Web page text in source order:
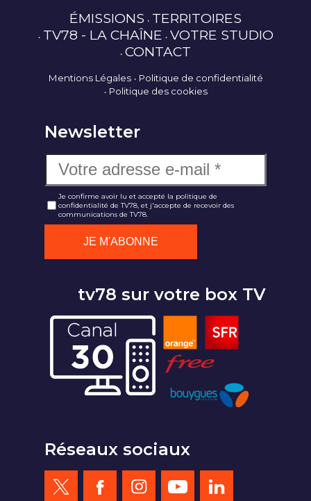
ÉMISSIONS TERRITOIRES
TV78 - LA CHAÎNE VOTRE STUDIO
CONTACT
Mentions Légales
Politique de confidentialité
Politique des cookies
Newsletter
Je confirme avoir lu et accepté la politique de
confidentialité de TV78, et j'accepte de recevoir des
communications de TV78.
tv78 sur votre box TV
Réseaux sociaux